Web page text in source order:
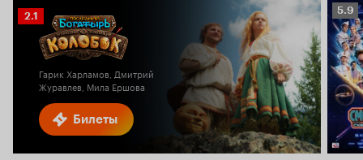
Билеты
Рейтинг
Кинопоиска
2.1
Гарик Харламов, Дмитрий
Журавлев, Мила Ершова
5.9
5.9